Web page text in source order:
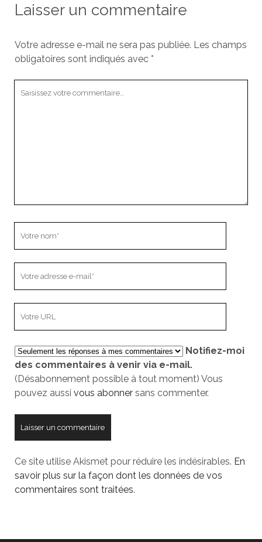
Laisser un commentaire
Votre adresse e-mail ne sera pas publiée. Les champs
obligatoires sont indiqués avec *
mail
votre
site
Notifiez-moi
des commentaires à venir via e-mail.
(Désabonnement possible à tout moment) Vous
pouvez aussi vous abonnersans commenter.
Ce site utilise Akismet pour réduire les indésirables. En
savoir plus sur la façon dont les données de vos
commentaires sont traitées.